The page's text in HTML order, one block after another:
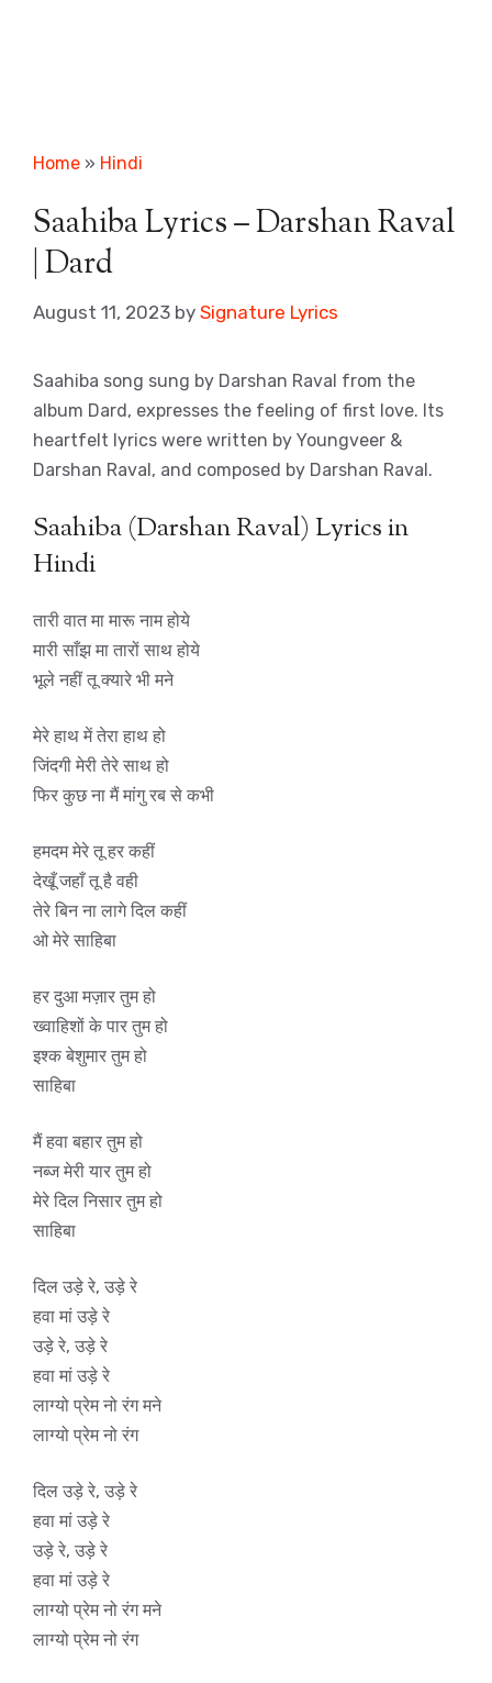
Home » Hindi
Saahiba Lyrics – Darshan Raval
| Dard
August 11, 2023 by Signature Lyrics
Saahiba song sung by Darshan Raval from the
album Dard, expresses the feeling of first love. Its
heartfelt lyrics were written by Youngveer &
Darshan Raval, and composed by Darshan Raval.
Saahiba (Darshan Raval) Lyrics in
Hindi
तारी वात मा मारू नाम होये
मारी साँझ मा तारों साथ होये
भूले नहीं तू क्यारे भी मने
मेरे हाथ में तेरा हाथ हो
जिंदगी मेरी तेरे साथ हो
फिर कुछ ना मैं मांगु रब से कभी
हमदम मेरे तू हर कहीं
देखूँ जहाँ तू है वही
तेरे बिन ना लागे दिल कहीं
ओ मेरे साहिबा
हर दुआ मज़ार तुम हो
ख्वाहिशों के पार तुम हो
इश्क बेशुमार तुम हो
साहिबा
मैं हवा बहार तुम हो
नब्ज मेरी यार तुम हो
मेरे दिल निसार तुम हो
साहिबा
दिल उड़े रे, उड़े रे
हवा मां उड़े रे
उड़े रे, उड़े रे
हवा मां उड़े रे
लाग्यो प्रेम नो रंग मने
लाग्यो प्रेम नो रंग
दिल उड़े रे, उड़े रे
हवा मां उड़े रे
उड़े रे, उड़े रे
हवा मां उड़े रे
लाग्यो प्रेम नो रंग मने
लाग्यो प्रेम नो रंग